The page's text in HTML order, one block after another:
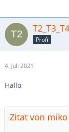
T2_T3_T4
Profi
4. Juli 2021
Hallo,
Zitat von miko